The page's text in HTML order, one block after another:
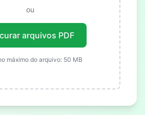
ou
arquivos PDF
máximo do arquivo: 50 MB